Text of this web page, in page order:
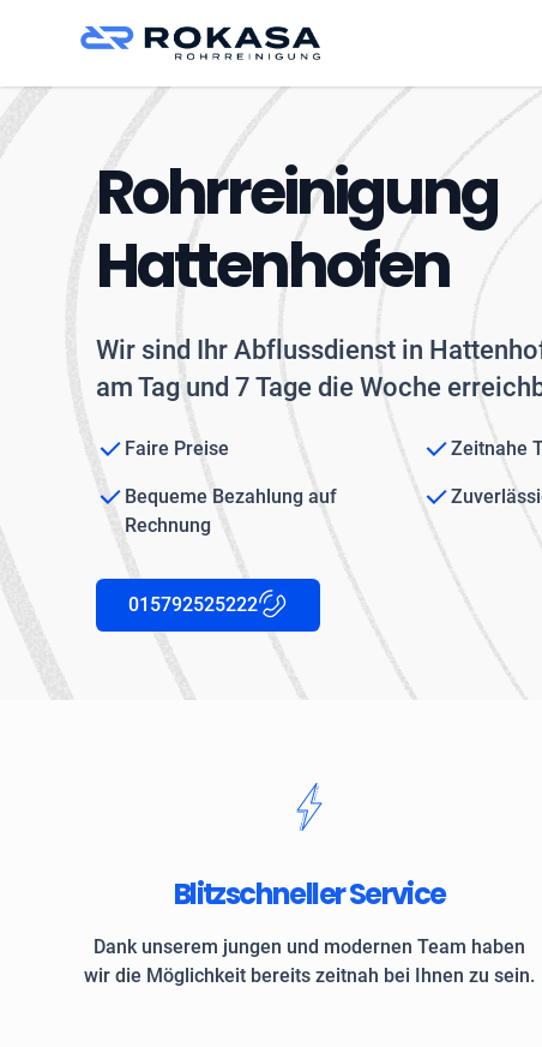
Rohrreinigung
Hattenhofen
Wir sind Ihr Abflussdienst in
am Tag und 7 Tage die Woche
Faire Preise Zeitnahe
Bequeme Bezahlung auf
Rechnung
015792525222
Blitzschneller Service
Dank unserem jungen und modernen Team haben
wir die Möglichkeit bereits zeitnah bei Ihnen zu sein.